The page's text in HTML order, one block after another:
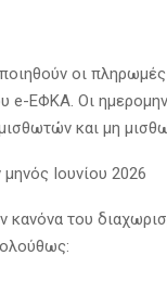
οι
e-ΕΦΚΑ. Οι
και μη
Ιουνίου 2026
κανόνα του